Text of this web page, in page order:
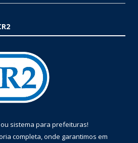
ou sistema para prefeituras!
completa, onde garantimos em